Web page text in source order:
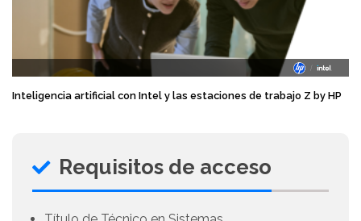
Inteligencia artificial con Intel y las estaciones de trabajo Z by HP
Requisitos de acceso